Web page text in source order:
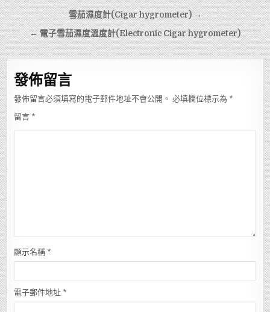
文
章
導
覽
雪茄濕度計(Cigar hygrometer) →
← 電子雪茄濕度溫度計(Electronic Cigar hygrometer)
發佈留言
發佈留言必須填寫的電子郵件地址不會公開。 必填欄位標示為 *
留言 *
顯示名稱 *
電子郵件地址 *